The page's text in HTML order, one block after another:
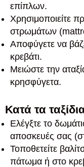
επίπλων.
Χρησιμοποιείτε
στρωμάτων
Αποφύγετε να
κρεβάτι.
Μειώστε την
κρησφύγετα.
Κατά τα
Ελέγξτε το
αποσκευές σας
Τοποθετείτε
πάτωμα ή στο